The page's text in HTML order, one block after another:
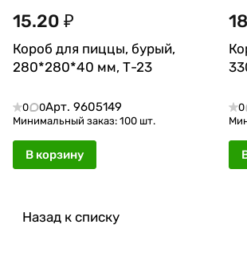
15.20 ₽
Короб для пиццы, бурый,
280*280*40 мм, Т-23
0 0Арт. 9605149
Минимальный заказ: 100 шт.
В корзину
0
Назад к списку